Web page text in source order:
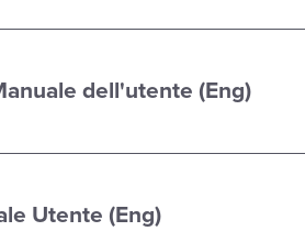
dell'utente (Eng)
Utente (Eng)